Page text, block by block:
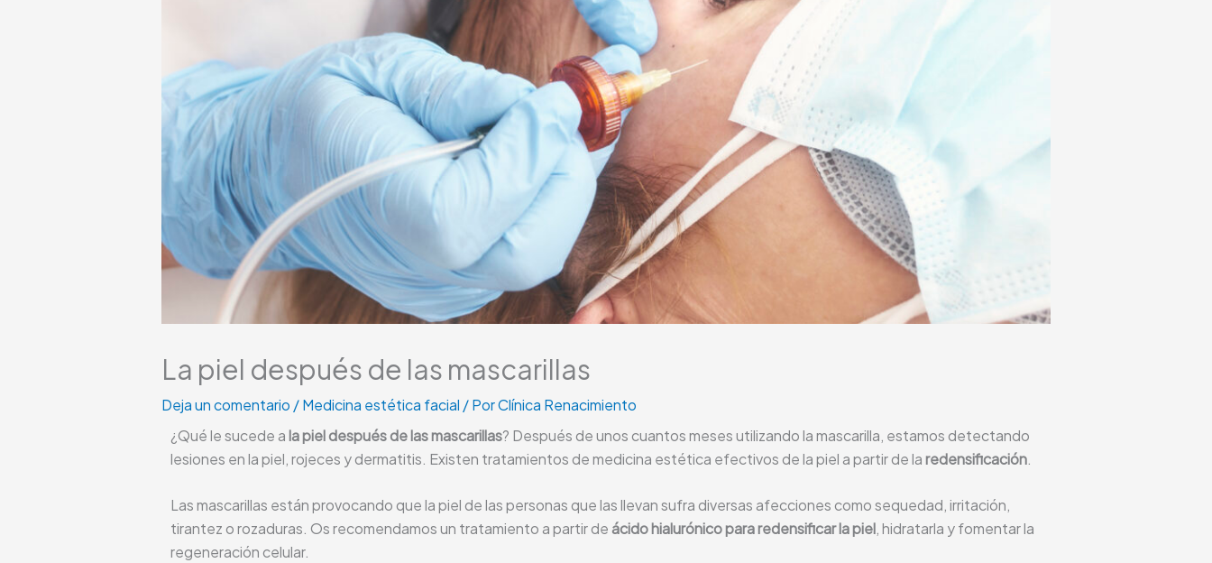
La piel después de las mascarillas
Deja un comentario /Medicina estética facial / PorClínica Renacimiento
¿Qué le sucede ala piel después de las mascarillas? Después de unos cuantos meses utilizando la mascarilla, estamos detectando
lesiones en la piel, rojeces y dermatitis. Existen tratamientos de medicina estética efectivos de la piel a partir de laredensificación.
Las mascarillas están provocando que la piel de las personas que las llevan sufra diversas afecciones como sequedad, irritación,
tirantez o rozaduras. Os recomendamos un tratamiento a partir de ácido hialurónico para redensificar la piel, hidratarla y fomentar la
regeneración celular.